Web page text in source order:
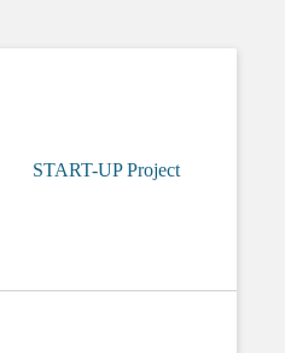
START-UP Project